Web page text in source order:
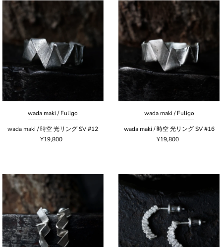
wada maki / Fuligo
wada maki / 時空 光リング SV #12
¥19,800
wada maki / Fuligo
wada maki / 時空 光リング SV #16
¥19,800